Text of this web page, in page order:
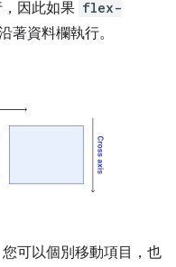
因此如果 flex-
著資料欄執行。
可以個別移動項目，也